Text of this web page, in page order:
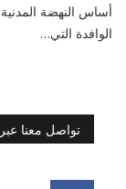
أساس النهضة المدنية
الوافدة التي…
تواصل معنا